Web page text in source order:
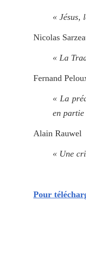
« Jésus,
Nicolas
« La
Fernand
« La
en
Alain Rauwel
« Une
Pour